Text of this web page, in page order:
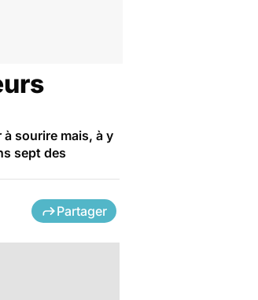
sourire mais, à y
sept des
Partager